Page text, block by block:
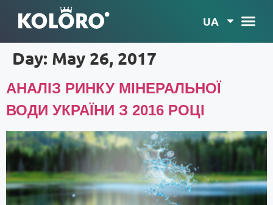
UA
Day: May 26, 2017
АНАЛІЗ РИНКУ МІНЕРАЛЬНОЇ
ВОДИ УКРАЇНИ З 2016 РОЦІ